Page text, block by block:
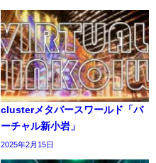
clusterメタバースワールド「バ
ーチャル新小岩」
2025年2月15日